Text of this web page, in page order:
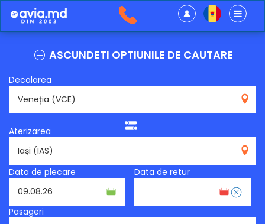
ASCUNDETI OPTIUNILE DE CAUTARE
Decolarea
Aterizarea
Data de plecare
Data de retur
Pasageri